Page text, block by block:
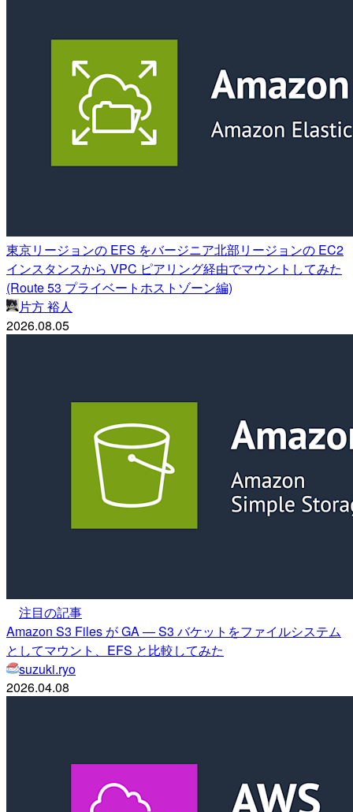
東京リージョンの EFS をバージニア北部リージョンの EC2
インスタンスから VPC ピアリング経由でマウントしてみた
(Route 53 プライベートホストゾーン編)
片方 裕人
2026.08.05
注目の記事
Amazon S3 Files が GA — S3 バケットをファイルシステム
としてマウント、EFS と比較してみた
suzuki.ryo
2026.04.08